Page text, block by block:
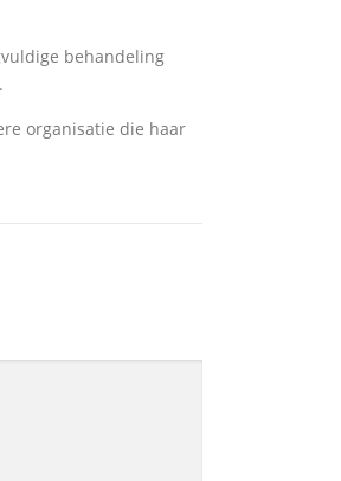
behandeling
organisatie die haar